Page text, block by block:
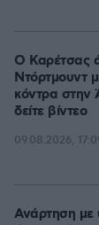
Ο Καρέτσας
Ντόρτμουντ
κόντρα στην
δείτε βίντεο
09.08.2026,
Ανάρτηση με